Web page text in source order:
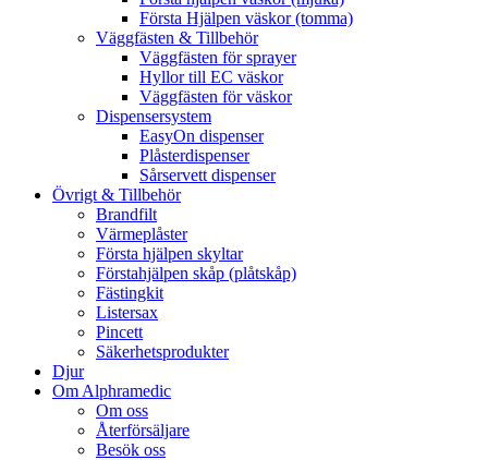
Första Hjälpen väskor (tomma)
Väggfästen & Tillbehör
Väggfästen för sprayer
Hyllor till EC väskor
Väggfästen för väskor
Dispensersystem
EasyOn dispenser
Plåsterdispenser
Sårservett dispenser
Övrigt & Tillbehör
Brandfilt
Värmeplåster
Första hjälpen skyltar
Förstahjälpen skåp (plåtskåp)
Fästingkit
Listersax
Pincett
Säkerhetsprodukter
Djur
Om Alphramedic
Om oss
Återförsäljare
Besök oss